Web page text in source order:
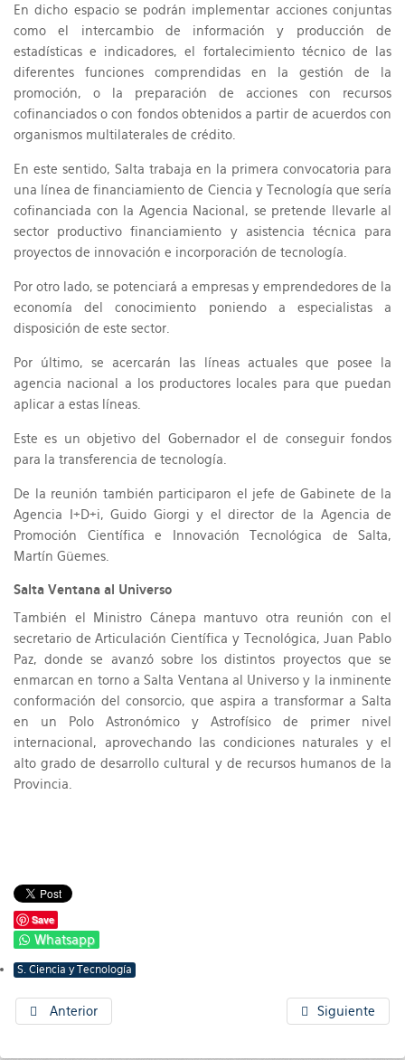
En dicho espacio se podrán implementar acciones conjuntas
como el intercambio de información y producción de
estadísticas e indicadores, el fortalecimiento técnico de las
diferentes funciones comprendidas en la gestión de la
promoción, o la preparación de acciones con recursos
cofinanciados o con fondos obtenidos a partir de acuerdos con
organismos multilaterales de crédito.
En este sentido, Salta trabaja en la primera convocatoria para
una línea de financiamiento de Ciencia y Tecnología que sería
cofinanciada con la Agencia Nacional, se pretende llevarle al
sector productivo financiamiento y asistencia técnica para
proyectos de innovación e incorporación de tecnología.
Por otro lado, se potenciará a empresas y emprendedores de la
economía del conocimiento poniendo a especialistas a
disposición de este sector.
Por último, se acercarán las líneas actuales que posee la
agencia nacional a los productores locales para que puedan
aplicar a estas líneas.
Este es un objetivo del Gobernador el de conseguir fondos
para la transferencia de tecnología.
De la reunión también participaron el jefe de Gabinete de la
Agencia I+D+i, Guido Giorgi y el director de la Agencia de
Promoción Científica e Innovación Tecnológica de Salta,
Martín Güemes.
Salta Ventana al Universo
También el Ministro Cánepa mantuvo otra reunión con el
secretario de Articulación Científica y Tecnológica, Juan Pablo
Paz, donde se avanzó sobre los distintos proyectos que se
enmarcan en torno a Salta Ventana al Universo y la inminente
conformación del consorcio, que aspira a transformar a Salta
en un Polo Astronómico y Astrofísico de primer nivel
internacional, aprovechando las condiciones naturales y el
alto grado de desarrollo cultural y de recursos humanos de la
Provincia.
Save
Whatsapp
S. Ciencia y Tecnología
Anterior Siguiente